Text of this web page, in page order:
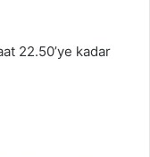
22.50’ye kadar